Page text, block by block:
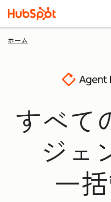
ホーム
すべて
ジェ
一